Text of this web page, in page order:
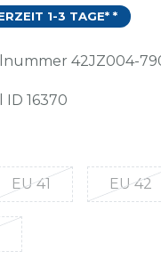
1-3 TAGE* *
42JZ004-
ID 16370
EU 41 EU 42